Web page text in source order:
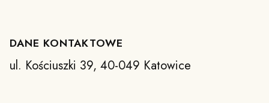
DANE KONTAKTOWE
ul. Kościuszki 39, 40-049 Katowice